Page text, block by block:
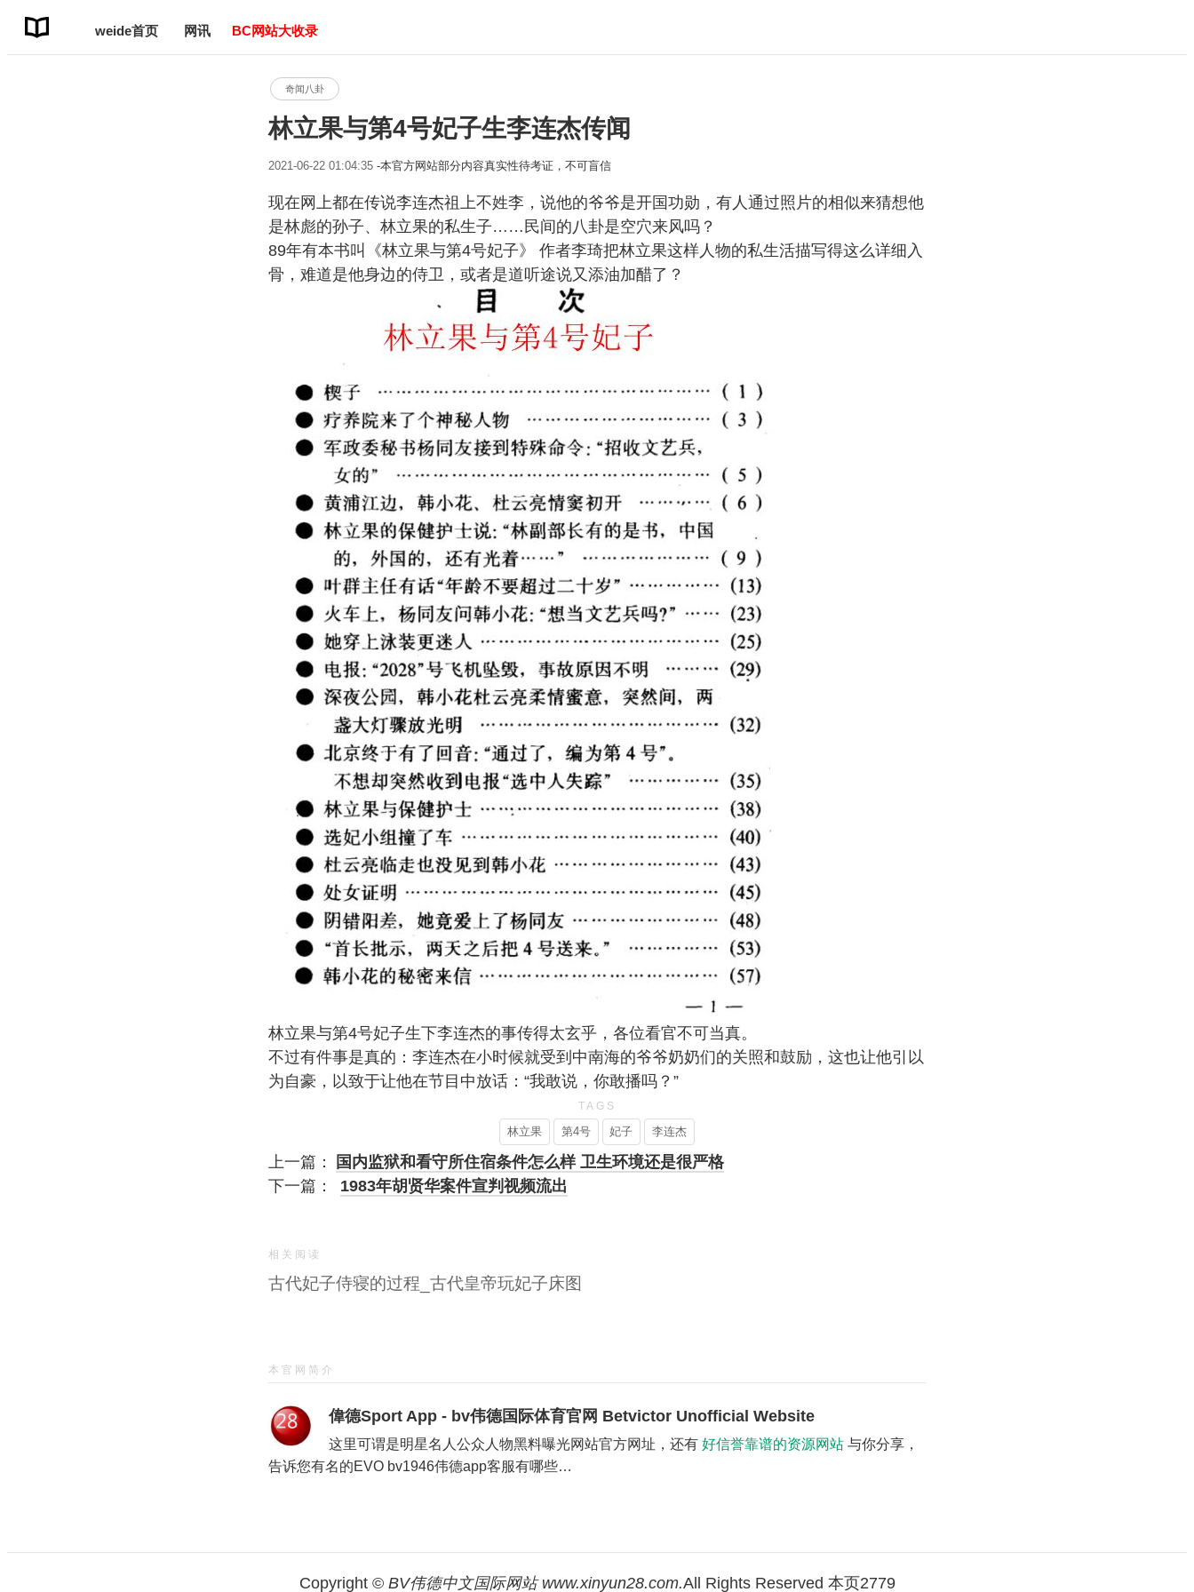
weide首页 网讯 BC网站大收录
奇闻八卦
林立果与第4号妃子生李连杰传闻
2021-06-22 01:04:35 -本官方网站部分内容真实性待考证，不可盲信
现在网上都在传说李连杰祖上不姓李，说他的爷爷是开国功勋，有人通过照片的相似来猜想他
是林彪的孙子、林立果的私生子……民间的八卦是空穴来风吗？
89年有本书叫《林立果与第4号妃子》 作者李琦把林立果这样人物的私生活描写得这么详细入
骨，难道是他身边的侍卫，或者是道听途说又添油加醋了？
林立果与第4号妃子生下李连杰的事传得太玄乎，各位看官不可当真。
不过有件事是真的：李连杰在小时候就受到中南海的爷爷奶奶们的关照和鼓励，这也让他引以
为自豪，以致于让他在节目中放话：“我敢说，你敢播吗？”
TAGS
林立果 第4号 妃子 李连杰
上一篇：
国内监狱和看守所住宿条件怎么样 卫生环境还是很严格
下一篇：
1983年胡贤华案件宣判视频流出
相关阅读
古代妃子侍寝的过程_古代皇帝玩妃子床图
本官网简介
偉德Sport App - bv伟德国际体育官网 Betvictor Unofficial Website
这里可谓是明星名人公众人物黑料曝光网站官方网址，还有 好信誉靠谱的资源网站与你分享，
告诉您有名的EVO bv1946伟德app客服有哪些…
Copyright © BV伟德中文国际网站 www.xinyun28.com.All Rights Reserved 本页2779